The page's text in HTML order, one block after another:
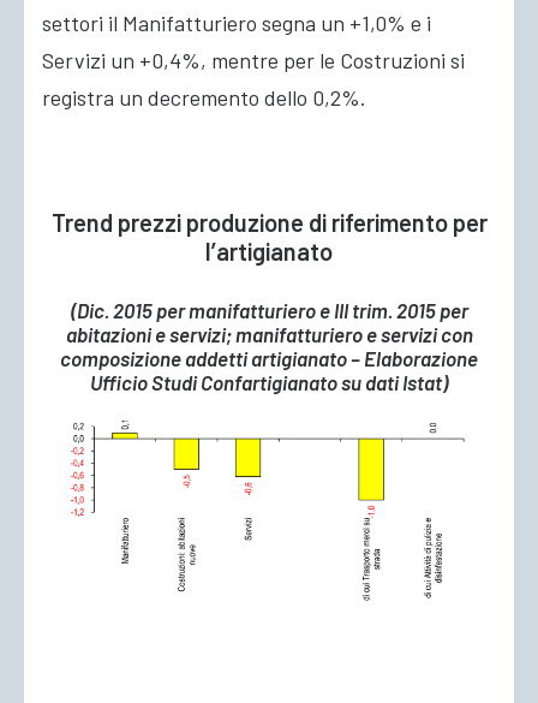
settori il Manifatturiero segna un +1,0% e i
Servizi un +0,4%, mentre per le Costruzioni si
registra un decremento dello 0,2%.
Trend prezzi produzione di riferimento per
l’artigianato
(Dic. 2015 per manifatturiero e III trim. 2015 per
abitazioni e servizi; manifatturiero e servizi con
composizione addetti artigianato – Elaborazione
Ufficio Studi Confartigianato su dati Istat)